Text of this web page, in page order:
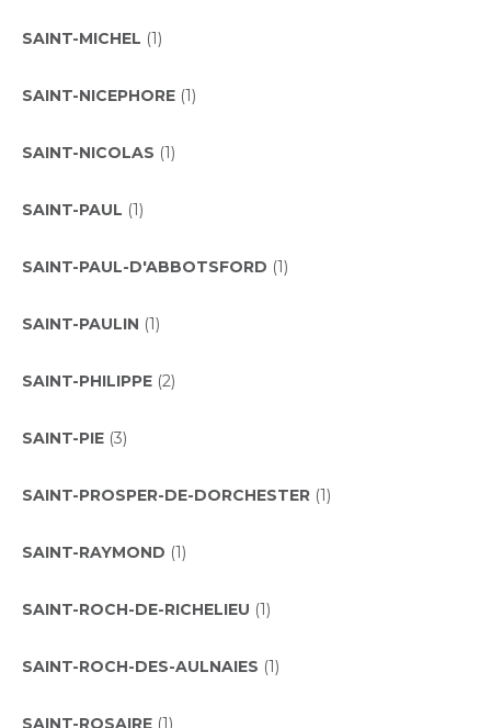
SAINT-MICHEL (1)
SAINT-NICEPHORE (1)
SAINT-NICOLAS (1)
SAINT-PAUL (1)
SAINT-PAUL-D'ABBOTSFORD (1)
SAINT-PAULIN (1)
SAINT-PHILIPPE (2)
SAINT-PIE (3)
SAINT-PROSPER-DE-DORCHESTER (1)
SAINT-RAYMOND (1)
SAINT-ROCH-DE-RICHELIEU (1)
SAINT-ROCH-DES-AULNAIES (1)
SAINT-ROSAIRE (1)